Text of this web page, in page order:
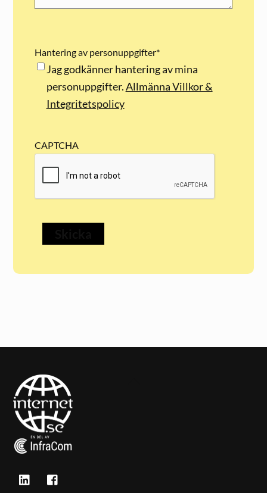
Hantering av personuppgifter*
Jag godkänner hantering av mina
personuppgifter.Allmänna Villkor &
Integritetspolicy
CAPTCHA